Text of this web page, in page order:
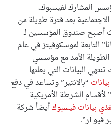
المشارك لفيسبوك،
بعد فترة طويلة من
أصبح صندوق المؤسسين لـ
التابعة لموسكوفيتز في عام
الطويلة الأمد مع مؤسسي
البيانات التي يعلنها
“بالانتير” وتساعد في دفع
لأقسام الشرطة الأمريكية
بيانات فيسبوكأيضاً شركة
فيو آر”.